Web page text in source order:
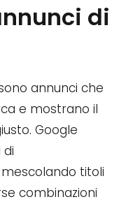
di
annunci che
e mostrano il
Google
di
titoli
combinazioni